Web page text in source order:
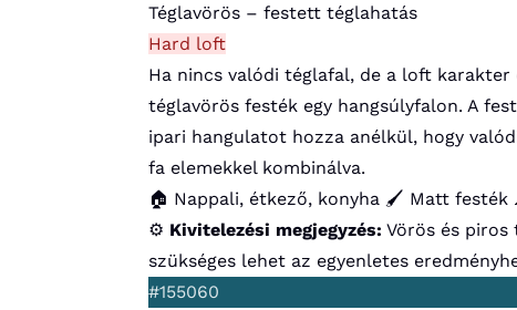
Téglavörös – festett téglahatás
Hard loft
Ha nincs valódi téglafal, de a loft
téglavörös festék egy hangsúlyfalon. A
ipari hangulatot hozza anélkül, hogy
fa elemekkel kombinálva.
🏠 Nappali, étkező, konyha 🖌️ Matt festék
⚙️ Kivitelezési megjegyzés: Vörös és piros
szükséges lehet az egyenletes
#155060